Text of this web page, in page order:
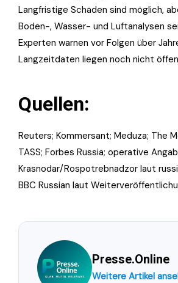
Langfristige Schäden sind möglich,
Boden-, Wasser- und Luftanalysen
Experten warnen vor Folgen über
Langzeitdaten liegen noch nicht
Quellen:
Reuters; Kommersant; Meduza; The
TASS; Forbes Russia; operative
Krasnodar/Rospotrebnadzor laut
BBC Russian laut
Presse.Online
Weitere Artikel